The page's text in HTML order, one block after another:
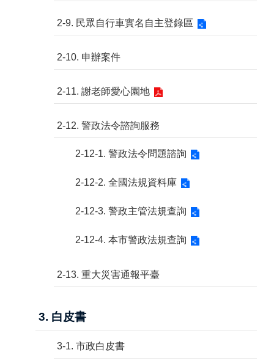
2-9. 民眾自行車實名自主登錄區
2-10. 申辦案件
2-11. 謝老師愛心園地
2-12. 警政法令諮詢服務
2-12-1. 警政法令問題諮詢
2-12-2. 全國法規資料庫
2-12-3. 警政主管法規查詢
2-12-4. 本市警政法規查詢
2-13. 重大災害通報平臺
3. 白皮書
3-1. 市政白皮書